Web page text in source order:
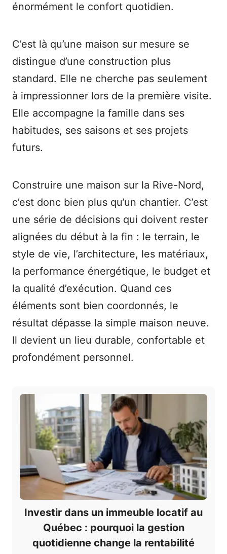
énormément le confort quotidien.
C’est là qu’une maison sur mesure se
distingue d’une construction plus
standard. Elle ne cherche pas seulement
à impressionner lors de la première visite.
Elle accompagne la famille dans ses
habitudes, ses saisons et ses projets
futurs.
Construire une maison sur la Rive-Nord,
c’est donc bien plus qu’un chantier. C’est
une série de décisions qui doivent rester
alignées du début à la fin : le terrain, le
style de vie, l’architecture, les matériaux,
la performance énergétique, le budget et
la qualité d’exécution. Quand ces
éléments sont bien coordonnés, le
résultat dépasse la simple maison neuve.
Il devient un lieu durable, confortable et
profondément personnel.
Investir dans un immeuble locatif au
Québec : pourquoi la gestion
quotidienne change la rentabilité